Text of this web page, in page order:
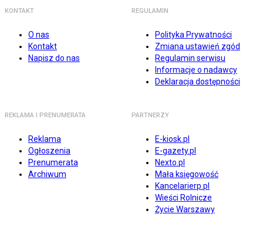
KONTAKT
O nas
Kontakt
Napisz do nas
REGULAMIN
Polityka Prywatności
Zmiana ustawień zgód
Regulamin serwisu
Informacje o nadawcy
Deklaracja dostępności
REKLAMA I PRENUMERATA
Reklama
Ogłoszenia
Prenumerata
Archiwum
PARTNERZY
E-kiosk.pl
E-gazety.pl
Nexto.pl
Mała księgowość
Kancelarierp.pl
Wieści Rolnicze
Życie Warszawy